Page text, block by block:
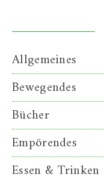
Allgemeines
Bewegendes
Bücher
Empörendes
Essen & Trinken